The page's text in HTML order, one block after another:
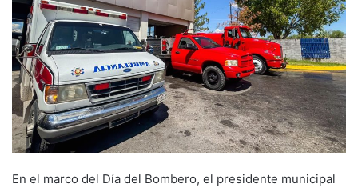
En el marco del Día del Bombero, el presidente municipal